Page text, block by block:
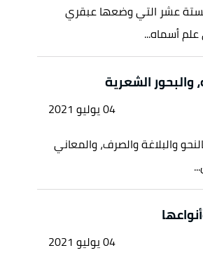
عشر التي وضعها عبقري
أسماه...
الشعرية
04 يوليو 2021
والبلاغة والصرف، والمعاني
04 يوليو 2021